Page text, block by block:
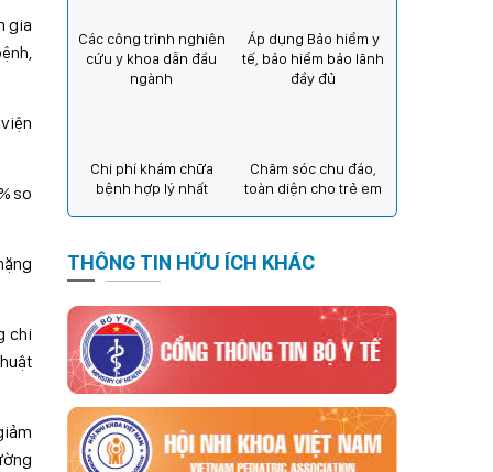
gia
so
chi
Các công trình nghiên
cứu y khoa dẫn đầu
ngành
Áp dụng Bảo hiểm y
tế, bảo hiểm bảo lãnh
đầy đủ
Chi phí khám chữa
bệnh hợp lý nhất
Chăm sóc chu đáo,
toàn diện cho trẻ em
THÔNG TIN HỮU ÍCH KHÁC